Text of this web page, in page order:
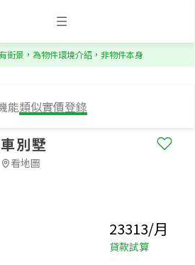
能類似實價登錄
街景，為物件環境介紹，非物件本身
別墅
看地圖
23313/月
貸款試算